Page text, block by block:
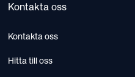
Kontakta oss
Kontakta oss
Hitta till oss